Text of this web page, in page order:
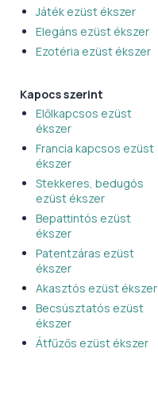
Játék ezüst ékszer
Elegáns ezüst ékszer
Ezotéria ezüst ékszer
Kapocs szerint
Előlkapcsos ezüst
ékszer
Francia kapcsos ezüst
ékszer
Stekkeres, bedugós
ezüst ékszer
Bepattintós ezüst
ékszer
Patentzáras ezüst
ékszer
Akasztós ezüst ékszer
Becsúsztatós ezüst
ékszer
Átfűzős ezüst ékszer